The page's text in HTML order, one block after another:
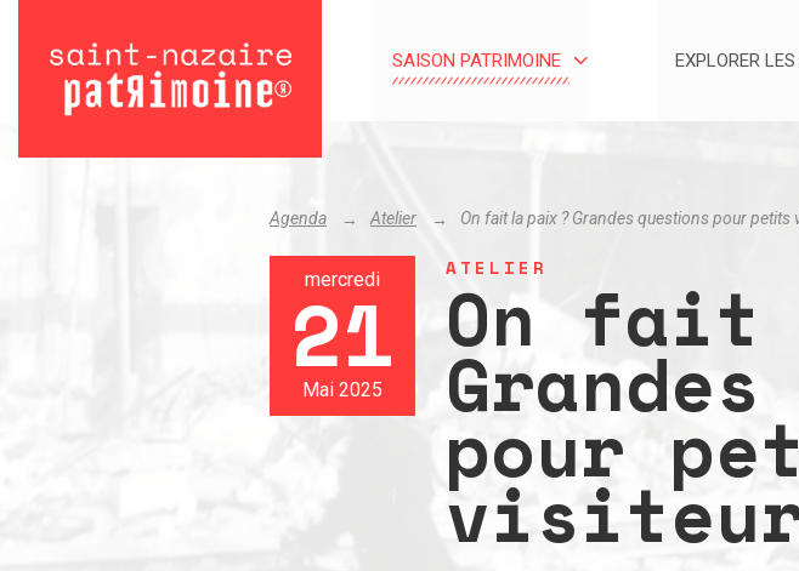
SAISON PATRIMOINE EXPLORER
Agenda Atelier On fait la paix ? Grandes questions pour petits
mercredi
21
Mai 2025
ATELIER
On fait
pour